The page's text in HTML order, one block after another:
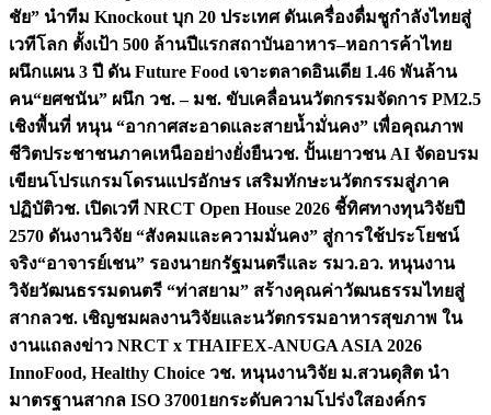
ชัย” นำทีม Knockout บุก 20 ประเทศ ดันเครื่องดื่มชูกำลังไทยสู่
เวทีโลก ตั้งเป้า 500 ล้านปีแรกสถาบันอาหาร–หอการค้าไทย
ผนึกแผน 3 ปี ดัน Future Food เจาะตลาดอินเดีย 1.46 พันล้าน
คน“ยศชนัน” ผนึก วช. – มช. ขับเคลื่อนนวัตกรรมจัดการ PM2.5
เชิงพื้นที่ หนุน “อากาศสะอาดและสายน้ำมั่นคง” เพื่อคุณภาพ
ชีวิตประชาชนภาคเหนืออย่างยั่งยืนวช. ปั้นเยาวชน AI จัดอบรม
เขียนโปรแกรมโดรนแปรอักษร เสริมทักษะนวัตกรรมสู่ภาค
ปฏิบัติวช. เปิดเวที NRCT Open House 2026 ชี้ทิศทางทุนวิจัยปี
2570 ดันงานวิจัย “สังคมและความมั่นคง” สู่การใช้ประโยชน์
จริง“อาจารย์เชน” รองนายกรัฐมนตรีและ รมว.อว. หนุนงาน
วิจัยวัฒนธรรมดนตรี “ท่าสยาม” สร้างคุณค่าวัฒนธรรมไทยสู่
สากลวช. เชิญชมผลงานวิจัยและนวัตกรรมอาหารสุขภาพ ใน
งานแถลงข่าว NRCT x THAIFEX-ANUGA ASIA 2026
InnoFood, Healthy Choice วช. หนุนงานวิจัย ม.สวนดุสิต นำ
มาตรฐานสากล ISO 37001ยกระดับความโปร่งใสองค์กร